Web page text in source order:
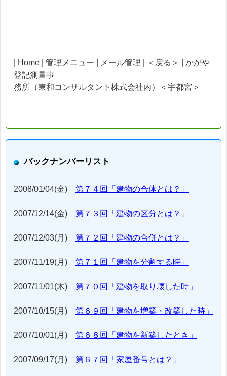
| Home | 管理メニュー | メール管理 | ＜戻る＞ | かがや
登記測量事
務所（東和コンサルタント株式会社内）＜宇都宮＞
バックナンバーリスト
2008/01/04(金) 第７４回「建物の合体とは？」
2007/12/14(金) 第７３回「建物の区分とは？」
2007/12/03(月) 第７２回「建物の合併とは？」
2007/11/19(月) 第７１回「建物を分割する時」
2007/11/01(木) 第７０回「建物を取り壊した時」
2007/10/15(月) 第６９回「建物を増築・改築した時」
2007/10/01(月) 第６８回「建物を新築したとき」
2007/09/17(月) 第６７回「家屋番号とは？」